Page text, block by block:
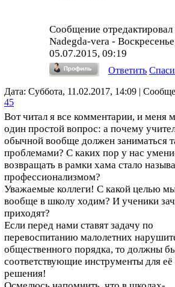
Сообщение отредактировал
Nadegda-vera -
05.07.2015, 09:19
Ответить
Дата: Суббота, 11.02.2017, 14:09 |
45
Вот читал я все комментарии, и меня
один простой вопрос: а почему
обычной вообще должен заниматься
проблемами? С каких пор у нас
возвращать в рамки хама стало
профессионализмом?
Уважаемые коллеги! С какой целью
вообще в школу ходим? И ученики
приходят?
Если перед нами ставят задачу по
перевоспитанию малолетних
общественного порядка, то должны
соответствующие инструменты для её
решения!